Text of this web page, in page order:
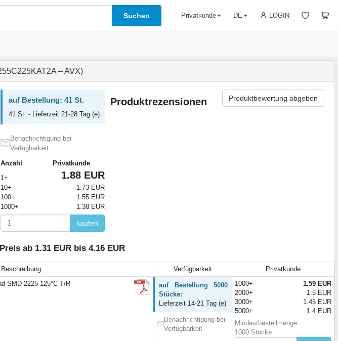
Suchen LOGIN
Privatkunde DE
– AVX)
auf Bestellung: 41 St.
41 St. - Lieferzeit 21-28 Tag (e)
Benachrichtigung bei
Verfügbarkeit
Anzahl
Privatkunde
1+
1.88 EUR
10+
1.73 EUR
100+
1.55 EUR
1000+
1.38 EUR
kaufen
Produktrezensionen Produktbewertung abgeben
ab 1.31 EUR bis 4.16 EUR
Beschreibung Verfügbarkeit
Privatkunde
SMD 2225 125°C T/R
auf Bestellung 5000
Stücke:
Lieferzeit 14-21 Tag (e)
Benachrichtigung bei
Verfügbarkeit
1000+
1.59 EUR
2000+
1.5 EUR
3000+
1.45 EUR
5000+
1.4 EUR
Mindestbestellmenge:
1000 Stücke